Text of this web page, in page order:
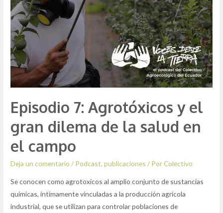
Episodio 7: Agrotóxicos y el
gran dilema de la salud en
el campo
Deja un comentario / Podcast,publicaciones / PorColectivo
Se conocen como agrotoxicos al amplio conjunto de sustancias
químicas, íntimamente vinculadas a la producción agrícola
industrial, que se utilizan para controlar poblaciones de